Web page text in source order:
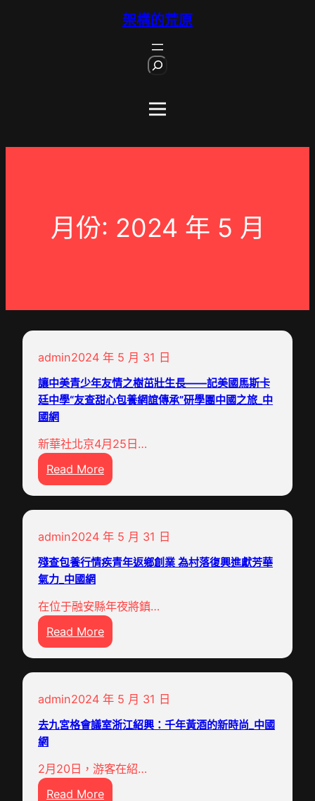
架構的荒原
月份: 2024 年 5 月
admin2024 年 5 月 31 日
讓中美青少年友情之樹茁壯生長——記美國馬斯卡
廷中學“友查甜心包養網誼傳承”研學團中國之旅_中
國網
新華社北京4月25日…
Read More:
讓
青
少
情
之
樹
茁
生
長
—
記
美
admin2024 年 5 月 31 日
殘查包養行情疾青年返鄉創業 為村落復興進獻芳華
氣力_中國網
在位于融安縣年夜將鎮…
Read More:
殘
養
行
青
年
admin2024 年 5 月 31 日
去九宮格會議室浙江紹興：千年黃酒的新時尚_中國
網
2月20日，游客在紹…
Read More: